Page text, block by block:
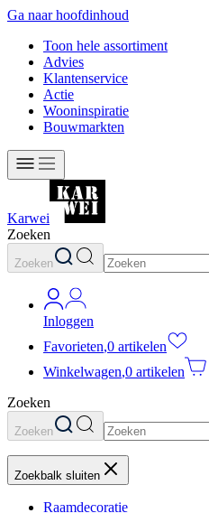
Ga naar hoofdinhoud
Toon hele assortiment
Advies
Klantenservice
Actie
Wooninspiratie
Bouwmarkten
Karwei
Zoeken
Zoeken
Inloggen
Favorieten,0 artikelen
Winkelwagen,0 artikelen
Zoeken
Zoeken
Zoekbalk sluiten
Raamdecoratie